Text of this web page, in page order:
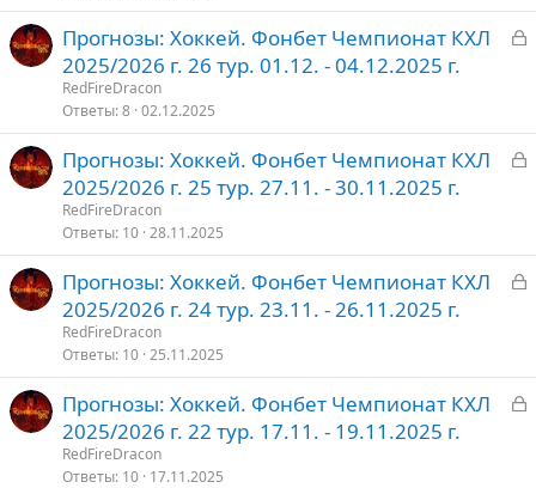
тЗ
т
Прогнозы: Хоккей. Фонбет Чемпионат КХЛ
2025/2026 г. 26 тур. 01.12. - 04.12.2025 г.
RedFireDracon
Ответы 8 02.12.2025
З
т
Прогнозы: Хоккей. Фонбет Чемпионат КХЛ
2025/2026 г. 25 тур. 27.11. - 30.11.2025 г.
RedFireDracon
Ответы 10 28.11.2025
З
т
Прогнозы: Хоккей. Фонбет Чемпионат КХЛ
2025/2026 г. 24 тур. 23.11. - 26.11.2025 г.
RedFireDracon
Ответы 10 25.11.2025
З
Прогнозы: Хоккей. Фонбет Чемпионат КХЛ
2025/2026 г. 22 тур. 17.11. - 19.11.2025 г.
RedFireDracon
Ответы 10 17.11.2025